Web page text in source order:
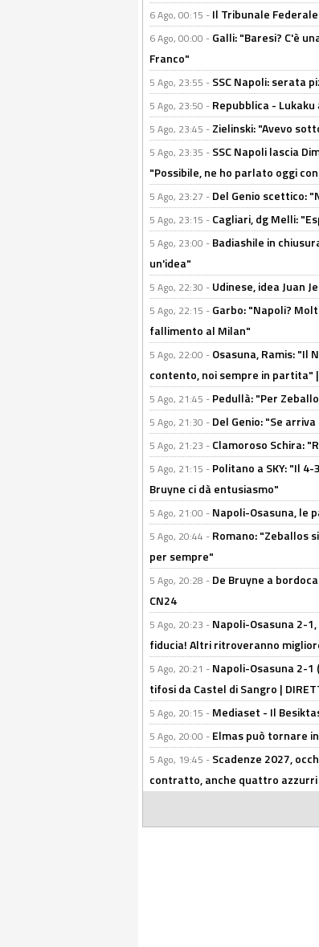
6 Ago, 00:15 - Il Tribunale
6 Ago, 00:00 - Galli: "Baresi? C'è
Franco"
5 Ago, 23:55 - SSC Napoli: serata
5 Ago, 23:50 - Repubblica -
5 Ago, 23:45 - Zielinski: "Avevo
5 Ago, 23:35 - SSC Napoli lascia
"Possibile, ne ho parlato oggi con
5 Ago, 23:27 - Del Genio scettico:
5 Ago, 23:15 - Cagliari, dg Melli:
5 Ago, 23:00 - Badiashile in
un'idea"
5 Ago, 22:30 - Udinese, idea Juan
5 Ago, 22:15 - Garbo: "Napoli?
fallimento al Milan"
5 Ago, 22:00 - Osasuna, Ramis: "Il
contento, noi sempre in partita" |
5 Ago, 21:45 - Pedullà: "Per
5 Ago, 21:30 - Del Genio: "Se
5 Ago, 21:23 - Clamoroso Schira:
5 Ago, 21:15 - Politano a SKY: "Il
Bruyne ci dà entusiasmo"
5 Ago, 21:00 - Napoli-Osasuna, le
5 Ago, 20:44 - Romano: "Zeballos
per sempre"
5 Ago, 20:28 - De Bruyne a
CN24
5 Ago, 20:23 - Napoli-Osasuna 2-
fiducia! Altri ritroveranno
5 Ago, 20:21 - Napoli-Osasuna 2-1
tifosi da Castel di Sangro |
5 Ago, 20:15 - Mediaset - Il
5 Ago, 20:00 - Elmas può tornare
5 Ago, 19:45 - Scadenze 2027,
contratto, anche quattro azzurri